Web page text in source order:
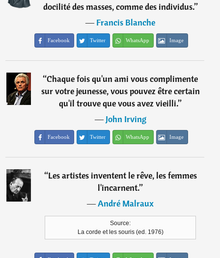
docilité des masses, comme des individus.”
―Francis Blanche
Facebook Twitter WhatsApp Image
“Chaque fois qu'un ami vous complimente
sur votre jeunesse, vous pouvez être certain
qu'il trouve que vous avez vieilli.”
―John Irving
Facebook Twitter WhatsApp Image
“Les artistes inventent le rêve, les femmes
l'incarnent.”
―André Malraux
Source:
La corde et les souris (ed. 1976)